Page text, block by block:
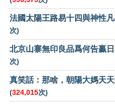
法國太陽王路易十四與神性
次)
北京山寨無印良品爲何告贏
次)
真笑話：那啥，朝陽大媽天
(324,015次)